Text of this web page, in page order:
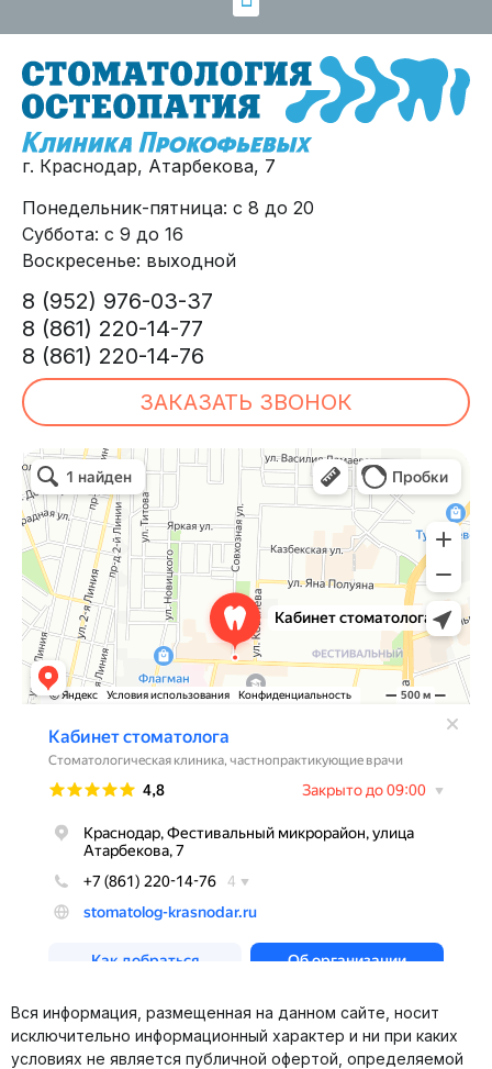
г. Краснодар, Атарбекова, 7
Понедельник-пятница: с 8 до 20
Суббота: с 9 до 16
Воскресенье: выходной
8 (952) 976-03-37
8 (861) 220-14-77
8 (861) 220-14-76
ЗАКАЗАТЬ ЗВОНОК
Клиника Прокофьевых
Стоматологическая клиника в Краснодаре
Остеопатия в Краснодаре
Вся информация, размещенная на данном сайте, носит
исключительно информационный характер и ни при каких
условиях не является публичной офертой, определяемой